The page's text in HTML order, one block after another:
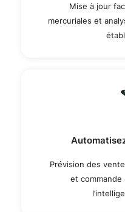
Mise à jour
mercuriales et
Prévision des
et commande